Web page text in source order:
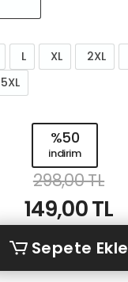
L XL 2XL
5XL
%50
indirim
298,00 TL
149,00 TL
Sepete Ekle